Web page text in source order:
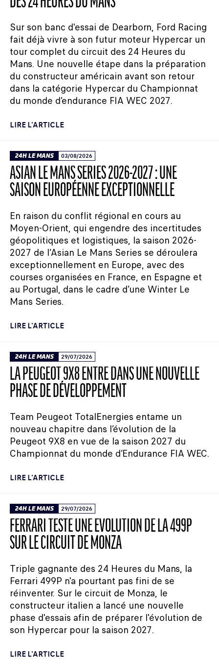
Sur son banc d'essai de Dearborn, Ford Racing
fait déjà vivre à son futur moteur Hypercar un
tour complet du circuit des 24 Heures du
Mans. Une nouvelle étape dans la préparation
du constructeur américain avant son retour
dans la catégorie Hypercar du Championnat
du monde d’endurance FIA WEC 2027.
LIRE L'ARTICLE
24H LE MANS 03/08/2026
ASIAN LE MANS SERIES 2026-2027 : UNE
SAISON EUROPÉENNE EXCEPTIONNELLE
En raison du conflit régional en cours au
Moyen-Orient, qui engendre des incertitudes
géopolitiques et logistiques, la saison 2026-
2027 de l’Asian Le Mans Series se déroulera
exceptionnellement en Europe, avec des
courses organisées en France, en Espagne et
au Portugal, dans le cadre d’une Winter Le
Mans Series.
LIRE L'ARTICLE
24H LE MANS 29/07/2026
LA PEUGEOT 9X8 ENTRE DANS UNE NOUVELLE
PHASE DE DÉVELOPPEMENT
Team Peugeot TotalEnergies entame un
nouveau chapitre dans l’évolution de la
Peugeot 9X8 en vue de la saison 2027 du
Championnat du monde d’Endurance FIA WEC.
LIRE L'ARTICLE
24H LE MANS 29/07/2026
FERRARI TESTE UNE ÉVOLUTION DE LA 499P
SUR LE CIRCUIT DE MONZA
Triple gagnante des 24 Heures du Mans, la
Ferrari 499P n'a pourtant pas fini de se
réinventer. Sur le circuit de Monza, le
constructeur italien a lancé une nouvelle
phase d'essais afin de préparer l'évolution de
son Hypercar pour la saison 2027.
LIRE L'ARTICLE